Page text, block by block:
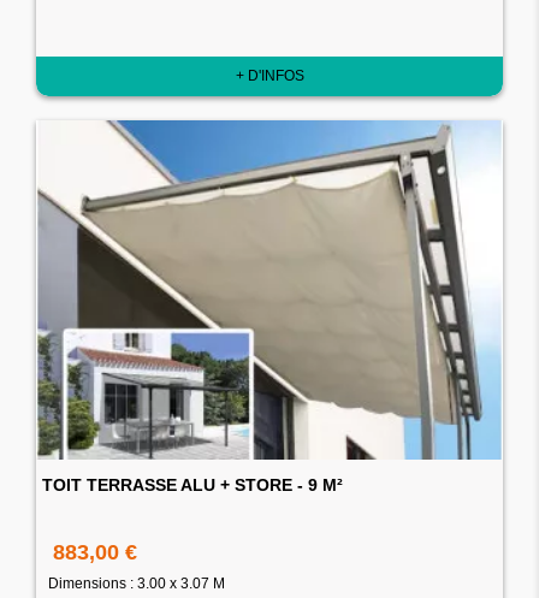
+ D'INFOS
TOIT TERRASSE ALU + STORE - 9 M²
883,00 €
Dimensions : 3.00 x 3.07 M